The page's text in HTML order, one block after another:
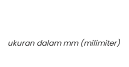
ukuran dalam mm (milimiter)